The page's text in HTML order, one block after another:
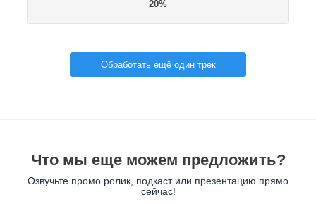
21%
Обработать ещё один трек
Что мы еще можем предложить?
Озвучьте промо ролик, подкаст или презентацию прямо
сейчас!